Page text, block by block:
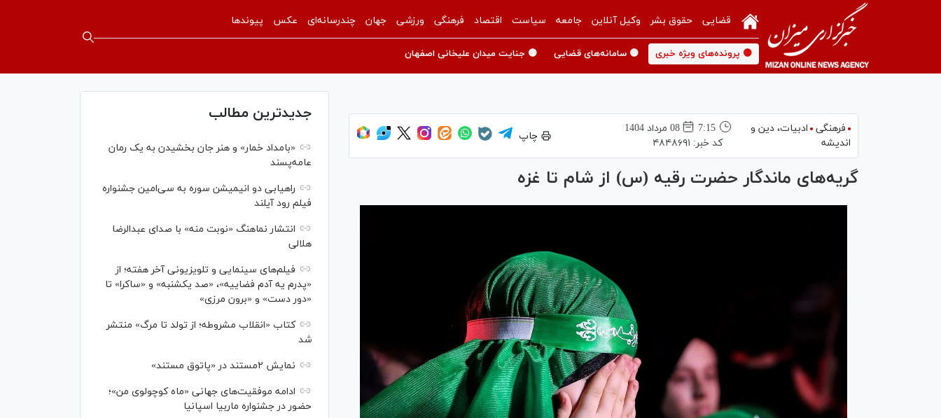
قضایی حقوق بشر وکیل آنلاین جامعه سیاست اقتصاد فرهنگی ورزشی جهان چندرسانه‌ای عکس پیوندها
🟡 پرونده‌های ویژه خبری 🟡 سامانه‌های قضایی 🟡 جنایت میدان علیخانی اصفهان
فرهنگی
ادبیات، دین و
اندیشه
7:15
08 مرداد 1404
کد خبر: ۴۸۴۸۶۹۱
چاپ
گریه‌های ماندگار حضرت رقیه (س) از شام تا غزه
جدیدترین مطالب
«بامداد خمار» و هنر جان بخشیدن به یک رمان
عامه‌پسند
راهیابی دو انیمیشن سوره به سی‌امین جشنواره
فیلم رود آیلند
انتشار نماهنگ «نوبت منه» با صدای عبدالرضا
هلالی
فیلم‌های سینمایی و تلویزیونی آخر هفته؛ از
«پدرم یه آدم فضاییه»، «صد یکشنبه» و «ساکرا» تا
«دور دست» و «برون مرزی»
کتاب «انقلاب مشروطه؛ از تولد تا مرگ» منتشر
شد
نمایش ۲مستند در «پاتوق مستند»
ادامه موفقیت‌های جهانی «ماه کوچولوی من»؛
حضور در جشنواره ماربیا اسپانیا